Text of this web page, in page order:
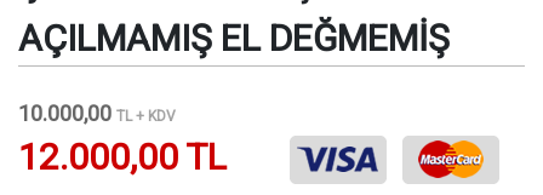
AÇILMAMIŞ EL DEĞMEMİŞ
10.000,00 TL + KDV
12.000,00 TL